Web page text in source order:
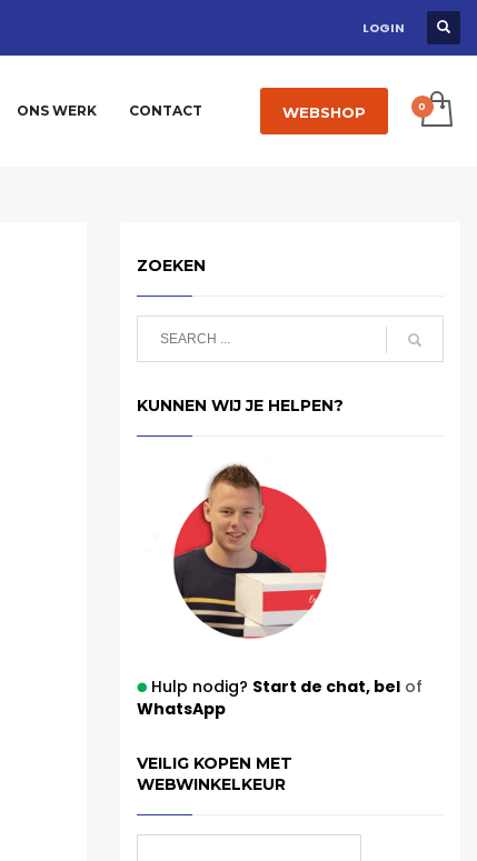
LOGIN
ONS WERK CONTACT WEBSHOP
ZOEKEN
KUNNEN WIJ JE HELPEN?
Hulp nodig? Start de chat,belof
WhatsApp
VEILIG KOPEN MET
WEBWINKELKEUR